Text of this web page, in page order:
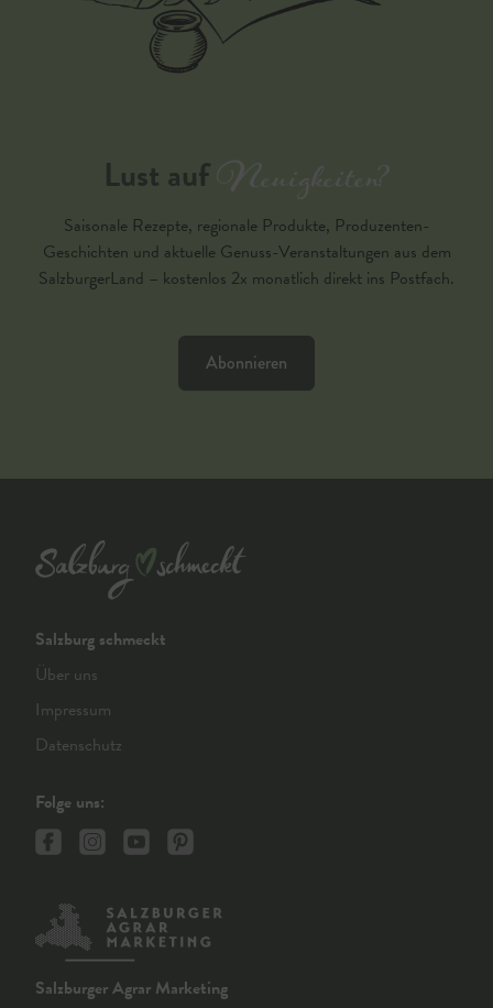
Lust aufNeuigkeiten?
Saisonale Rezepte, regionale Produkte, Produzenten-
Geschichten und aktuelle Genuss-Veranstaltungen aus dem
SalzburgerLand – kostenlos 2x monatlich direkt ins Postfach.
Abonnieren
Salzburg schmeckt
Über uns
Impressum
Datenschutz
Folge uns:
Salzburger Agrar Marketing